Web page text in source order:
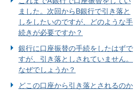
ました。次回からB銀行で引き落と
しをしたいのですが、どのような手
続きが必要ですか？
銀行に口座振替の手続をしたはずで
すが、引き落としされていません。
なぜでしょうか？
どこの口座から引き落とされるのか